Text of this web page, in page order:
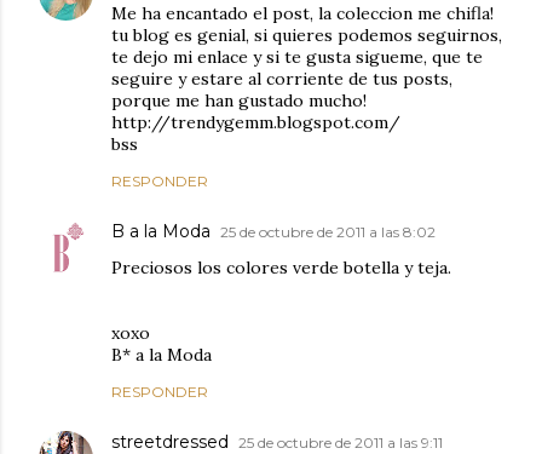
Me ha encantado el post, la coleccion me chifla!
tu blog es genial, si quieres podemos seguirnos,
te dejo mi enlace y si te gusta sigueme, que te
seguire y estare al corriente de tus posts,
porque me han gustado mucho!
http://trendygemm.blogspot.com/
bss
RESPONDER
B a la Moda 25 de octubre de 2011 a las 8:02
Preciosos los colores verde botella y teja.
xoxo
B* a la Moda
RESPONDER
streetdressed 25 de octubre de 2011 a las 9:11